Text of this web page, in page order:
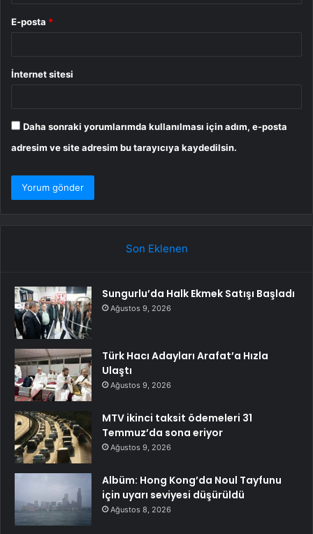
E-posta *
İnternet sitesi
Daha sonraki yorumlarımda kullanılması için adım, e-posta
adresim ve site adresim bu tarayıcıya kaydedilsin.
Son Eklenen
Sungurlu’da Halk Ekmek Satışı Başladı
Ağustos 9, 2026
Türk Hacı Adayları Arafat’a Hızla
Ulaştı
Ağustos 9, 2026
MTV ikinci taksit ödemeleri 31
Temmuz’da sona eriyor
Ağustos 9, 2026
Albüm: Hong Kong’da Noul Tayfunu
için uyarı seviyesi düşürüldü
Ağustos 8, 2026